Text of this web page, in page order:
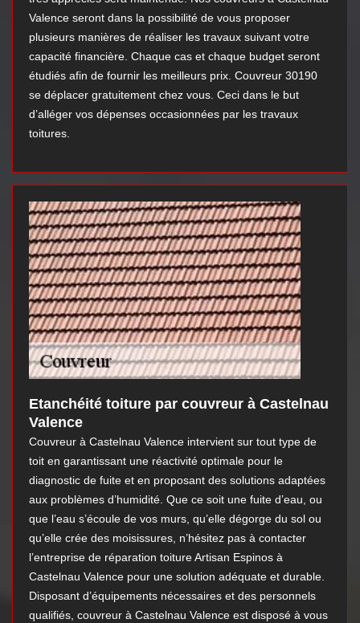
Valence seront dans la possibilité de vous proposer
plusieurs manières de réaliser les travaux suivant votre
capacité financière. Chaque cas et chaque budget seront
étudiés afin de fournir les meilleurs prix. Couvreur 30190
se déplacer gratuitement chez vous. Ceci dans le but
d’alléger vos dépenses occasionnées par les travaux
toitures.
Etanchéité toiture par couvreur à Castelnau
Valence
Couvreur à Castelnau Valence intervient sur tout type de
toit en garantissant une réactivité optimale pour le
diagnostic de fuite et en proposant des solutions adaptées
aux problèmes d’humidité. Que ce soit une fuite d’eau, ou
que l’eau s’écoule de vos murs, qu’elle dégorge du sol ou
qu’elle crée des moisissures, n’hésitez pas à contacter
l’entreprise de réparation toiture Artisan Espinos à
Castelnau Valence pour une solution adéquate et durable.
Disposant d’équipements nécessaires et des personnels
qualifiés, couvreur à Castelnau Valence est disposé à vous